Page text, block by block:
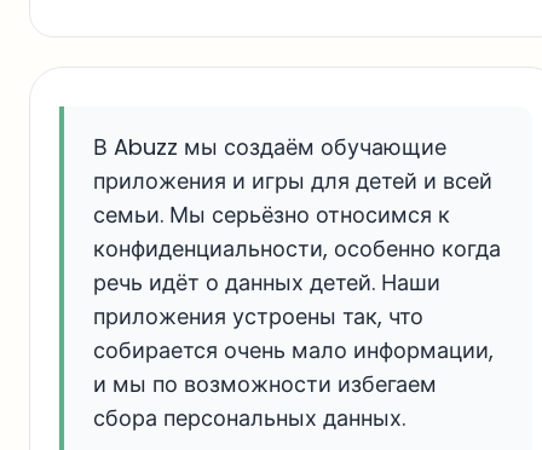
В Abuzz мы создаём обучающие
приложения и игры для детей и всей
семьи. Мы серьёзно относимся к
конфиденциальности, особенно когда
речь идёт о данных детей. Наши
приложения устроены так, что
собирается очень мало информации,
и мы по возможности избегаем
сбора персональных данных.